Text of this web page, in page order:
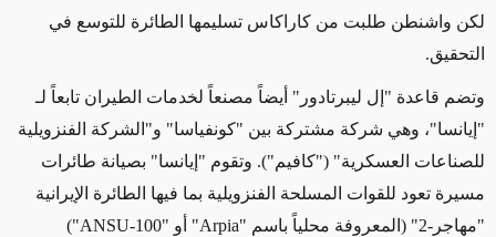
لكن واشنطن طلبت من كاراكاس تسليمها الطائرة للتوسع في
التحقيق.
وتضم قاعدة "إل ليبرتادور" أيضاً مصنعاً لخدمات الطيران تابعاً لـ
"إيانسا"، وهي شركة مشتركة بين "كونفياسا" و"الشركة الفنزويلية
للصناعات العسكرية" ("كافيم"). وتقوم "إيانسا" بصيانة طائرات
مسيرة تعود للقوات المسلحة الفنزويلية بما فيها الطائرة الإيرانية
"مهاجر-
2" (المعروفة محلياً باسم "Arpia" أو "ANSU-100")